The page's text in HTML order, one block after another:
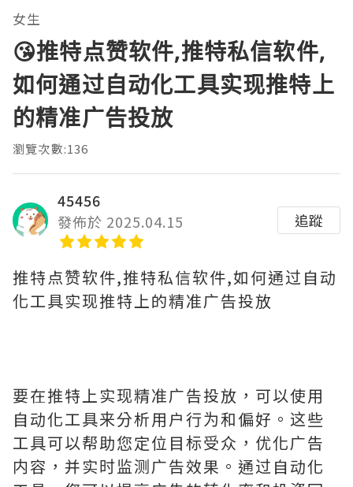
女生
😘推特点赞软件,推特私信软件,
如何通过自动化工具实现推特上
的精准广告投放
瀏覽次數:136
45456
發佈於 2025.04.15
追蹤
推特点赞软件,推特私信软件,如何通过自动
化工具实现推特上的精准广告投放
要在推特上实现精准广告投放，可以使用
自动化工具来分析用户行为和偏好。这些
工具可以帮助您定位目标受众，优化广告
内容，并实时监测广告效果。通过自动化